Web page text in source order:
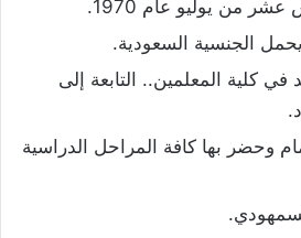
من يوليو عام 1970.
الجنسية السعودية.
كلية المعلمين.. التابعة إلى
وحضر بها كافة المراحل الدراسية